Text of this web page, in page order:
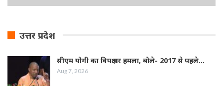
उत्तर प्रदेश
सीएम योगी का विपक्ष पर हमला, बोले- 2017 से पहले…
Aug 7, 2026